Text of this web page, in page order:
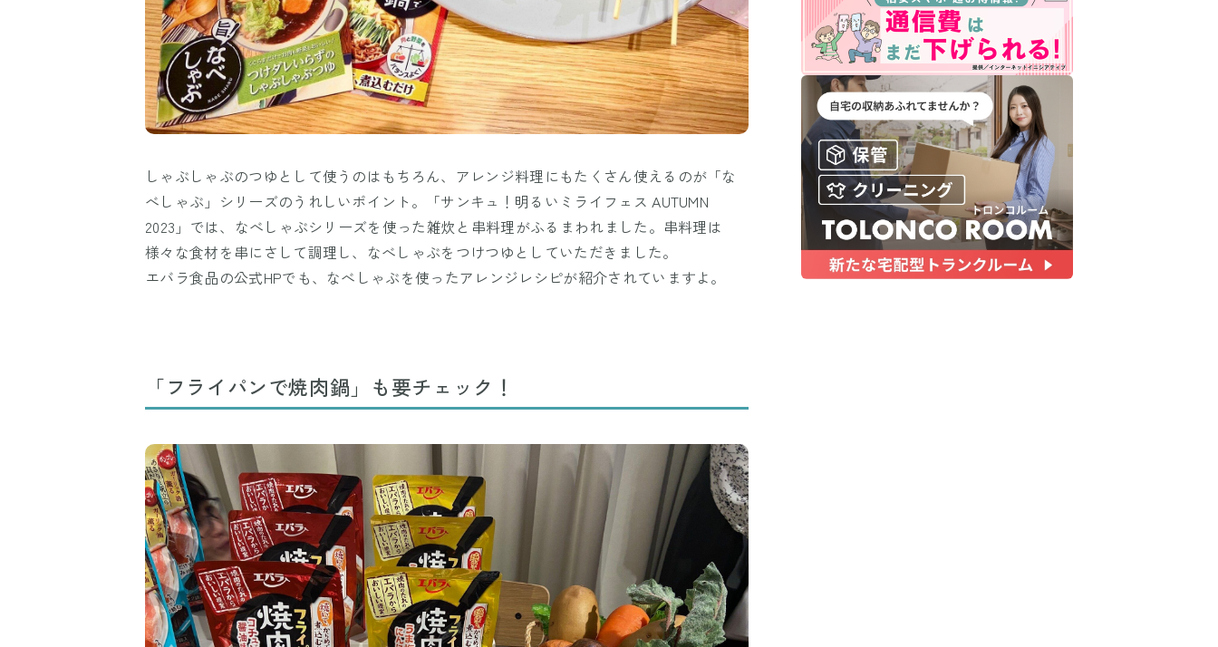
しゃぶしゃぶのつゆとして使うのはもちろん、アレンジ料理にもたくさん使えるのが「な
べしゃぶ」シリーズのうれしいポイント。「サンキュ！明るいミライフェス AUTUMN
2023」では、なべしゃぶシリーズを使った雑炊と串料理がふるまわれました。串料理は
様々な食材を串にさして調理し、なべしゃぶをつけつゆとしていただきました。
エバラ食品の公式HPでも、なべしゃぶを使ったアレンジレシピが紹介されていますよ。
「フライパンで焼肉鍋」も要チェック！